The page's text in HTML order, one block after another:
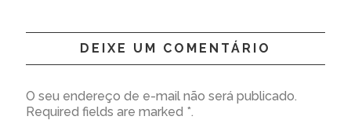
DEIXE UM COMENTÁRIO
O seu endereço de e-mail não será publicado.
Required fields are marked *.